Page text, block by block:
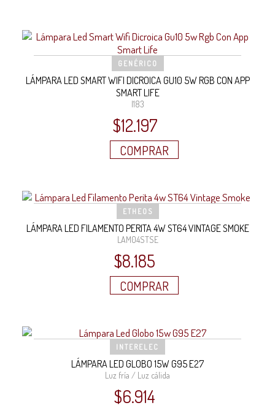
GENÉRICO
LÁMPARA LED SMART WIFI DICROICA GU10 5W RGB CON APP
SMART LIFE
I183
$12.197
COMPRAR
ETHEOS
LÁMPARA LED FILAMENTO PERITA 4W ST64 VINTAGE SMOKE
LAM04STSE
$8.185
COMPRAR
INTERELEC
LÁMPARA LED GLOBO 15W G95 E27
Luz fría / Luz cálida
$6.914